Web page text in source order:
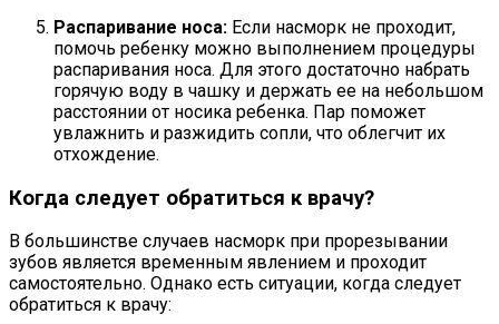
Распаривание носа: Если насморк не проходит,
помочь ребенку можно выполнением процедуры
распаривания носа. Для этого достаточно набрать
горячую воду в чашку и держать ее на небольшом
расстоянии от носика ребенка. Пар поможет
увлажнить и разжидить сопли, что облегчит их
отхождение.
Когда следует обратиться к врачу?
В большинстве случаев насморк при прорезывании
зубов является временным явлением и проходит
самостоятельно. Однако есть ситуации, когда следует
обратиться к врачу: